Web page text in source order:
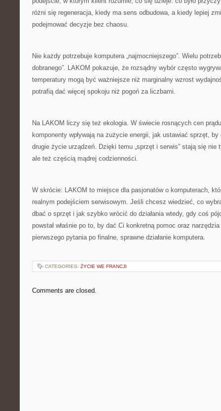
różni się regeneracja, kiedy ma sens odbudowa, a kiedy lepiej
podejmować decyzje bez chaosu.
Nie każdy potrzebuje komputera „najmocniejszego”. Wielu
dobranego”. LAKOM pokazuje, że rozsądny wybór często
temperatury mogą być ważniejsze niż marginalny wzrost
potrafią dać więcej spokoju niż pogoń za liczbami.
Na LAKOM liczy się też ekologia. W świecie rosnących cen
komponenty wpływają na zużycie energii, jak ustawiać sprzęt, by
drugie życie urządzeń. Dzięki temu „sprzęt i serwis” stają się
ale też częścią mądrej codzienności.
W skrócie: LAKOM to miejsce dla pasjonatów o komputerach,
realnym podejściem serwisowym. Jeśli chcesz wiedzieć, co
dbać o sprzęt i jak szybko wrócić do działania wtedy, gdy coś
powstał właśnie po to, by dać Ci konkretną pomoc oraz
pierwszego pytania po finalne, sprawne działanie komputera.
CATEGORIES: ŻYCIE WE FRANCJI
Comments are closed.